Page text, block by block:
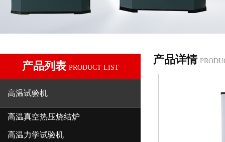
产品列表 PRODUCT LIST
高温试验机
高温真空热压烧结炉
高温力学试验机
产品详情